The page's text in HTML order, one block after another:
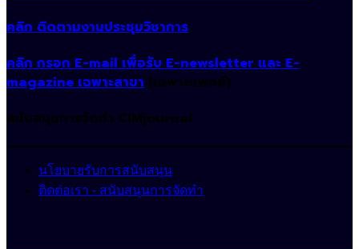
คลิก ติดตามงานประชุมวิชาการ
คลิก กรอก E-mail เพื่อรับ E-newsletter และ E-
magazine เฉพาะสาขา (เฉพาะแพทย์)
สนับสนุนการจัดทำ CIMjournal
นโยบายรับการสนับสนุน
ติดต่อเรา - สนับสนุนการจัดทำ